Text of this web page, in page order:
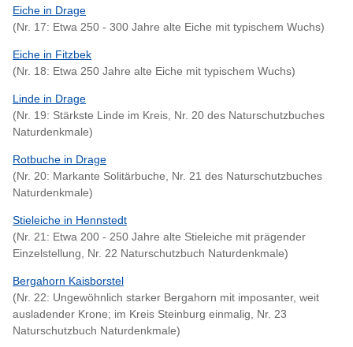
Eiche in Drage
(Nr. 17: Etwa 250 - 300 Jahre alte Eiche mit typischem Wuchs)
Eiche in Fitzbek
(Nr. 18: Etwa 250 Jahre alte Eiche mit typischem Wuchs)
Linde in Drage
(Nr. 19: Stärkste Linde im Kreis, Nr. 20 des Naturschutzbuches
Naturdenkmale)
Rotbuche in Drage
(Nr. 20: Markante Solitärbuche, Nr. 21 des Naturschutzbuches
Naturdenkmale)
Stieleiche in Hennstedt
(Nr. 21: Etwa 200 - 250 Jahre alte Stieleiche mit prägender
Einzelstellung, Nr. 22 Naturschutzbuch Naturdenkmale)
Bergahorn Kaisborstel
(Nr. 22: Ungewöhnlich starker Bergahorn mit imposanter, weit
ausladender Krone; im Kreis Steinburg einmalig, Nr. 23
Naturschutzbuch Naturdenkmale)